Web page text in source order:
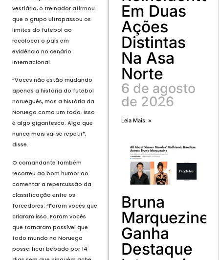
vestiário, o treinador afirmou
que o grupo ultrapassou os
limites do futebol ao
recolocar o país em
evidência no cenário
internacional.
“Vocês não estão mudando
apenas a história do futebol
norueguês, mas a história da
Noruega como um todo. Isso
é algo gigantesco. Algo que
nunca mais vai se repetir”,
disse.
O comandante também
recorreu ao bom humor ao
comentar a repercussão da
classificação entre os
torcedores: “Foram vocês que
criaram isso. Foram vocês
que tornaram possível que
todo mundo na Noruega
possa ficar bêbado por 14
Em Duas
Ações
Distintas
Na Asa
Norte
6 de agosto
de 2026
Leia Mais. »
Bruna
Marquezine
Ganha
Destaque